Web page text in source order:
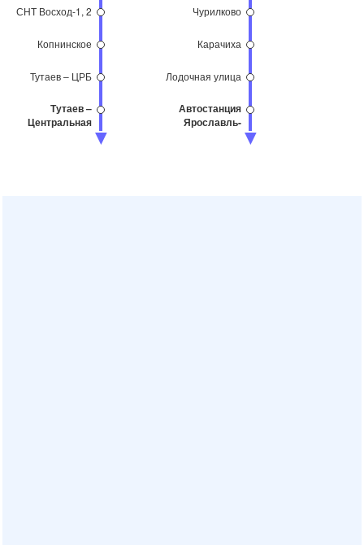
СНТ Восход-1, 2
Копнинское
Тутаев – ЦРБ
Тутаев –
Центральная
Чурилково
Карачиха
Лодочная улица
Автостанция
Ярославль-